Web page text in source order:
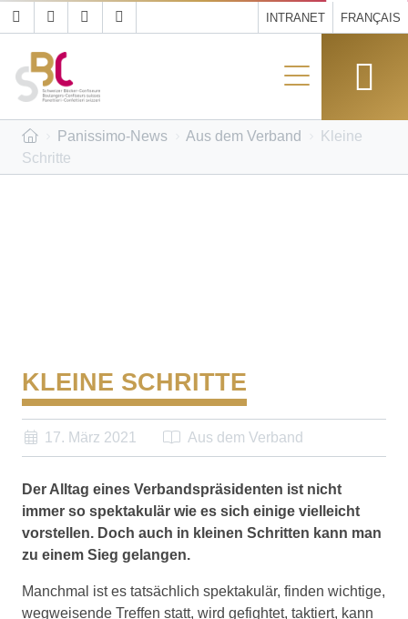
INTRANET FRANÇAIS
Panissimo-News Aus dem Verband
Kleine
Schritte
KLEINE SCHRITTE
17. März 2021 Aus dem Verband
Der Alltag eines Verbandspräsidenten ist nicht
immer so spektakulär wie es sich einige vielleicht
vorstellen. Doch auch in kleinen Schritten kann man
zu einem Sieg gelangen.
Manchmal ist es tatsächlich spektakulär, finden wichtige,
wegweisende Treffen statt, wird gefightet, taktiert, kann